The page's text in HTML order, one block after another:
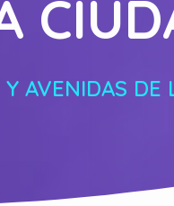
AVENIDAS DE